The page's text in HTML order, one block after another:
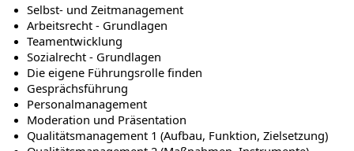
Selbst- und Zeitmanagement
Arbeitsrecht - Grundlagen
Teamentwicklung
Sozialrecht - Grundlagen
Die eigene Führungsrolle finden
Gesprächsführung
Personalmanagement
Moderation und Präsentation
Qualitätsmanagement 1 (Aufbau, Funktion, Zielsetzung)